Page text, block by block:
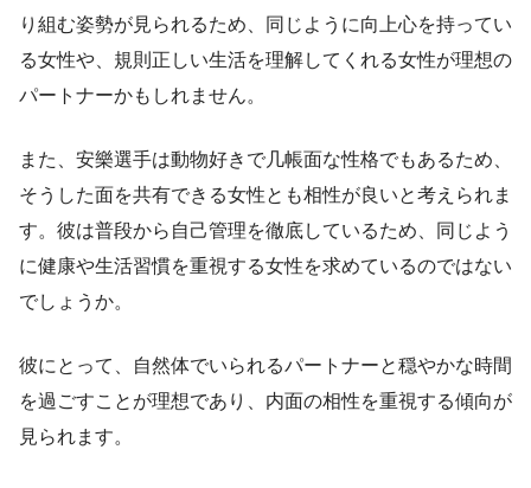
り組む姿勢が見られるため、同じように向上心を持ってい
る女性や、規則正しい生活を理解してくれる女性が理想の
パートナーかもしれません。
また、安樂選手は動物好きで几帳面な性格でもあるため、
そうした面を共有できる女性とも相性が良いと考えられま
す。彼は普段から自己管理を徹底しているため、同じよう
に健康や生活習慣を重視する女性を求めているのではない
でしょうか。
彼にとって、自然体でいられるパートナーと穏やかな時間
を過ごすことが理想であり、内面の相性を重視する傾向が
見られます。